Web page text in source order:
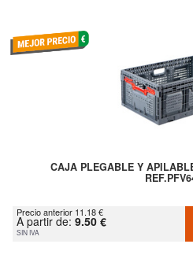
CAJA PLEGABLE Y
Precio anterior 11.18 €
A partir de: 9.50 €
SIN IVA